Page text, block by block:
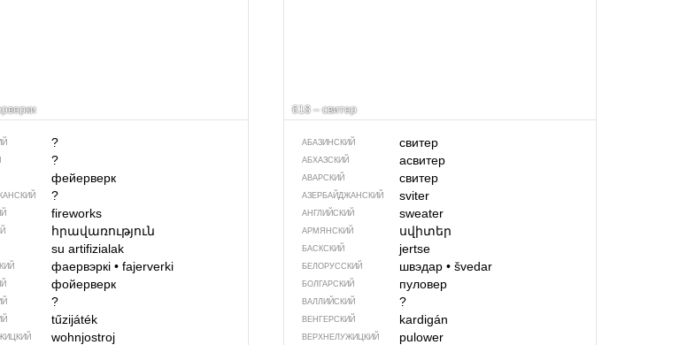
?
?
фейерверк
?
fireworks
հրավառություն
su artifizialak
фаервэркі • fajerverki
фойерверк
?
tűzijáték
wohnjostroj
618 – свитер
АБАЗИНСКИЙ свитер
АБХАЗСКИЙ асвитер
АВАРСКИЙ свитер
АЗЕРБАЙДЖАН­СКИЙ sviter
АНГЛИЙСКИЙ sweater
АРМЯНСКИЙ սվիտեր
БАСКСКИЙ jertse
БЕЛОРУССКИЙ швэдар• švedar
БОЛГАРСКИЙ пуловер
ВАЛЛИЙСКИЙ ?
ВЕНГЕРСКИЙ kardigán
ВЕРХНЕЛУЖИЦКИЙ pulower